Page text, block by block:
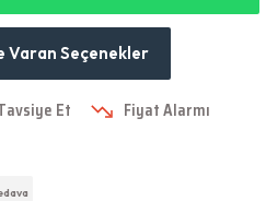
Varan Seçenekler
Et
Fiyat Alarmı